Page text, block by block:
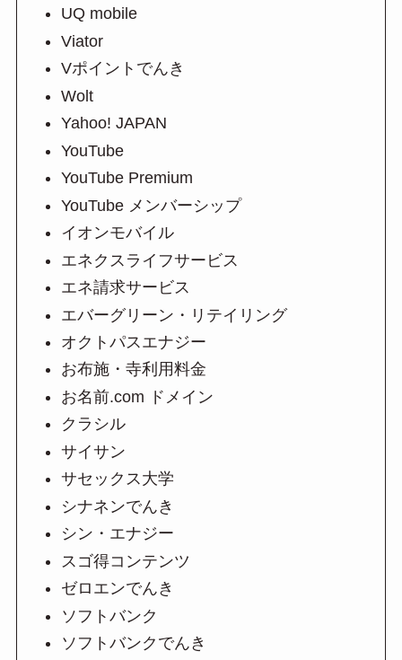
UQ mobile
Viator
Vポイントでんき
Wolt
Yahoo! JAPAN
YouTube
YouTube Premium
YouTube メンバーシップ
イオンモバイル
エネクスライフサービス
エネ請求サービス
エバーグリーン・リテイリング
オクトパスエナジー
お布施・寺利用料金
お名前.com ドメイン
クラシル
サイサン
サセックス大学
シナネンでんき
シン・エナジー
スゴ得コンテンツ
ゼロエンでんき
ソフトバンク
ソフトバンクでんき